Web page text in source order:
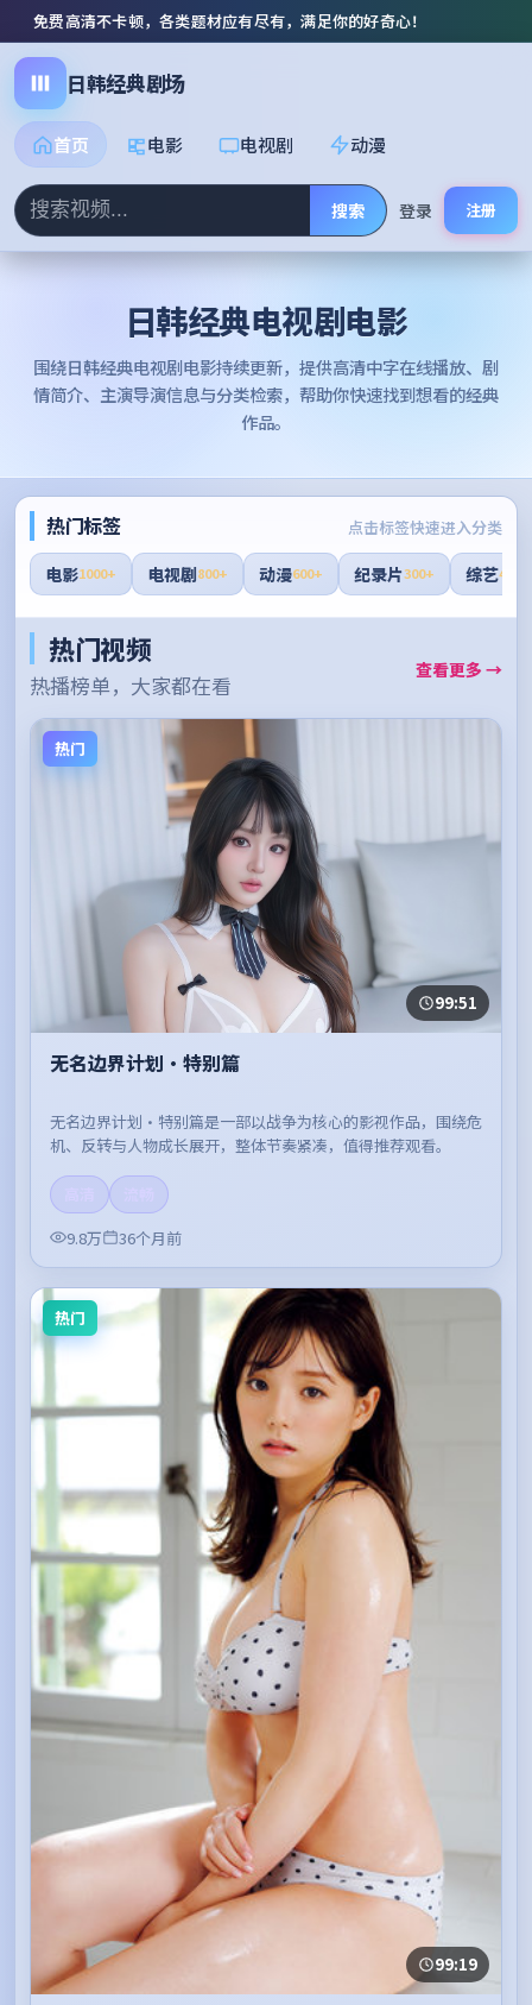
免费高清不卡顿，各类题材应有尽有，满足你的好奇心！
日韩经典剧场
首页 电影 电视剧 动漫
搜索 登录 注册
日韩经典电视剧电影
围绕日韩经典电视剧电影持续更新，提供高清中字在线播放、剧
情简介、主演导演信息与分类检索，帮助你快速找到想看的经典
作品。
热门标签 点击标签快速进入分类
电影1000+ 电视剧800+ 动漫600+ 纪录片300+ 综艺400+
热门视频
热播榜单，大家都在看
查看更多 →
热门
99:51
无名边界计划·特别篇
无名边界计划·特别篇是一部以战争为核心的影视作品，围绕危
机、反转与人物成长展开，整体节奏紧凑，值得推荐观看。
9.8万
36个月前
热门
99:19